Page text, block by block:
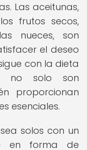
Las aceitunas,
frutos secos,
nueces, son
el deseo
con la dieta
no solo son
proporcionan
esenciales.
solos con un
en forma de